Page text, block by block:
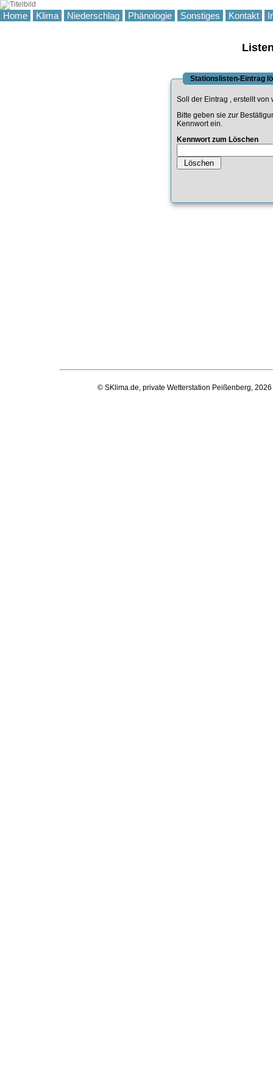
Home Klima Niederschlag Phänologie Sonstiges Kontakt
Stationslisten-Eintrag
Soll der Eintrag , erstellt von
Bitte geben sie zur
Kennwort ein.
Kennwort zum Löschen
© SKlima.de, private Wetterstation Peißenberg,